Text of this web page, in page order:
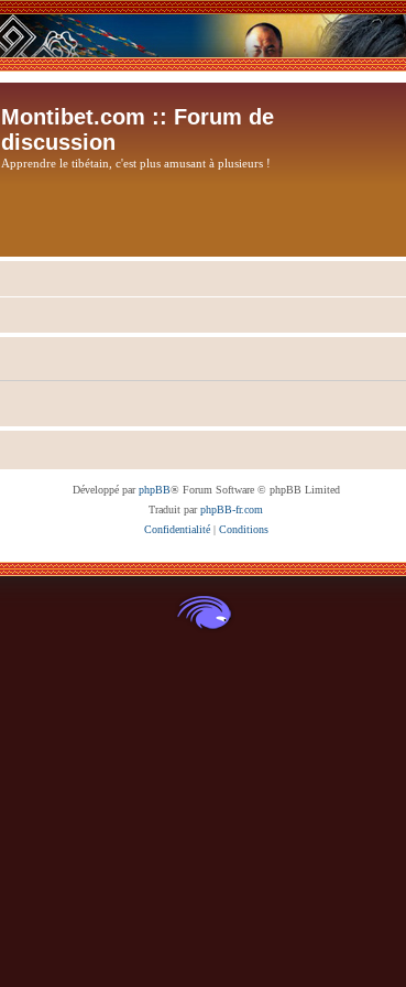
Montibet.com :: Forum de
discussion
Apprendre le tibétain, c'est plus amusant à plusieurs !
Développé parphpBB® Forum Software © phpBB Limited
Traduit parphpBB-fr.com
Confidentialité| Conditions